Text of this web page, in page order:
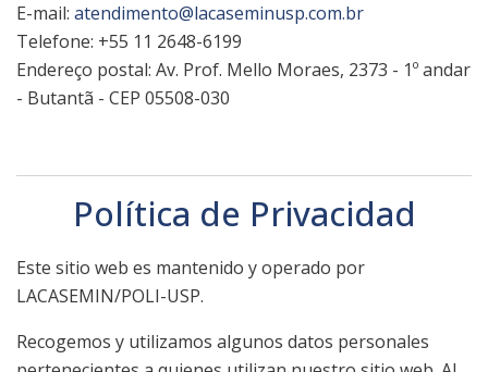
E-mail: atendimento@lacaseminusp.com.br
Telefone: +55 11 2648-6199
Endereço postal: Av. Prof. Mello Moraes, 2373 - 1º andar
- Butantã - CEP 05508-030
Política de Privacidad
Este sitio web es mantenido y operado por
LACASEMIN/POLI-USP.
Recogemos y utilizamos algunos datos personales